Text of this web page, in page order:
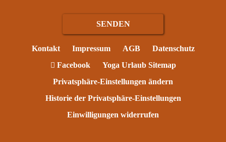
Kontakt Impressum AGB
Datenschutz
Facebook
Yoga Urlaub Sitemap
Privatsphäre-Einstellungen ändern
Historie der Privatsphäre-Einstellungen
Einwilligungen widerrufen